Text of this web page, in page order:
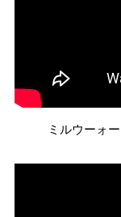
ミルウーォ